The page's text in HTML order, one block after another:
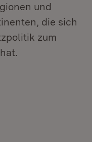
und
die sich
zum